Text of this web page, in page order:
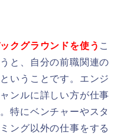
クグラウンドを使う こ
と、自分の前職関連の
いうことです。エンジ
ンルに詳しい方が仕事
特にベンチャーやスタ
ング以外の仕事をする